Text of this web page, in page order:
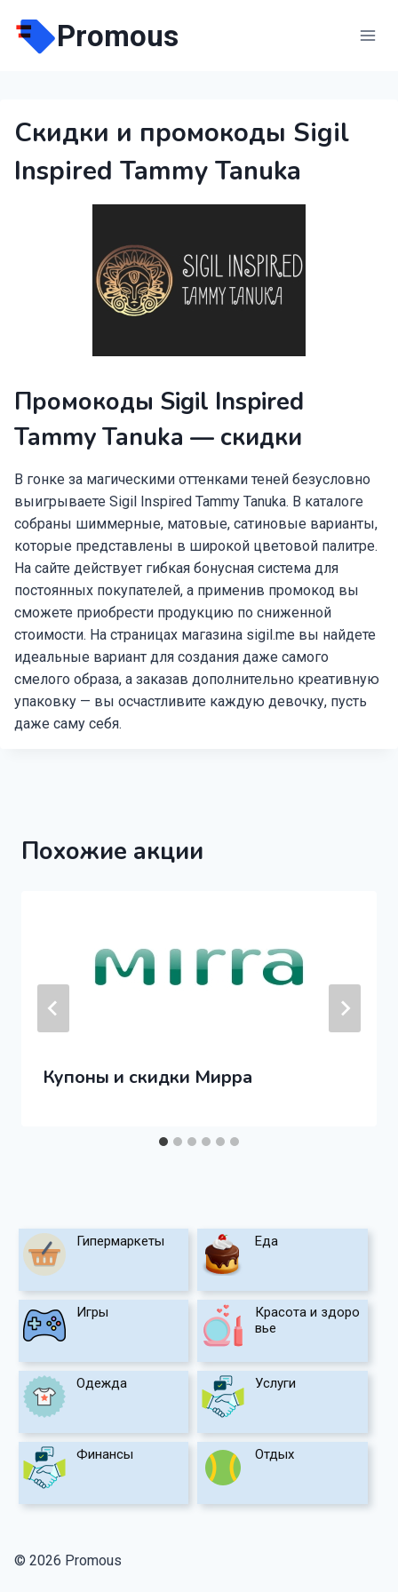
содержимому
Promous
Скидки и промокоды Sigil
Inspired Tammy Tanuka
Промокоды Sigil Inspired
Tammy Tanuka — скидки
В гонке за магическими оттенками теней безусловно
выигрываете Sigil Inspired Tammy Tanuka. В каталоге
собраны шиммерные, матовые, сатиновые варианты,
которые представлены в широкой цветовой палитре.
На сайте действует гибкая бонусная система для
постоянных покупателей, а применив промокод вы
сможете приобрести продукцию по сниженной
стоимости. На страницах магазина sigil.me вы найдете
идеальные вариант для создания даже самого
смелого образа, а заказав дополнительно креативную
упаковку — вы осчастливите каждую девочку, пусть
даже саму себя.
Похожие акции
Купоны и скидки Мирра
Гипермаркеты Еда
Игры
Красота и здоро
вье
Одежда Услуги
Финансы Отдых
© 2026 Promous